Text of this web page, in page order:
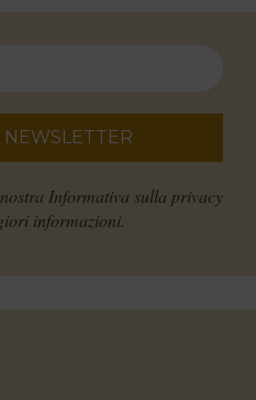
Informativa sulla privacy
informazioni.